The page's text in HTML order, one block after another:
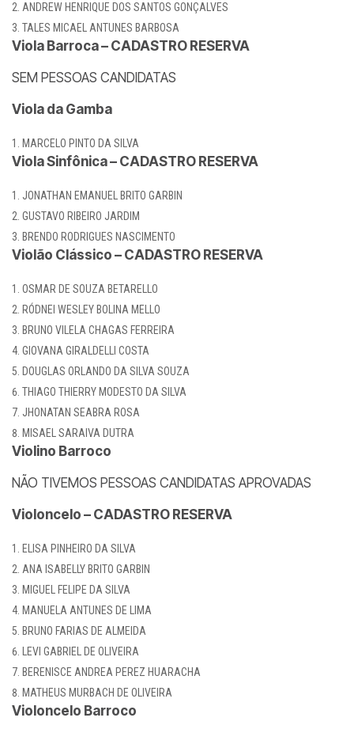
ANDREW HENRIQUE DOS SANTOS GONÇALVES
TALES MICAEL ANTUNES BARBOSA
Viola Barroca – CADASTRO RESERVA
SEM PESSOAS CANDIDATAS
Viola da Gamba
MARCELO PINTO DA SILVA
Viola Sinfônica – CADASTRO RESERVA
JONATHAN EMANUEL BRITO GARBIN
GUSTAVO RIBEIRO JARDIM
BRENDO RODRIGUES NASCIMENTO
Violão Clássico – CADASTRO RESERVA
OSMAR DE SOUZA BETARELLO
RÓDNEI WESLEY BOLINA MELLO
BRUNO VILELA CHAGAS FERREIRA
GIOVANA GIRALDELLI COSTA
DOUGLAS ORLANDO DA SILVA SOUZA
THIAGO THIERRY MODESTO DA SILVA
JHONATAN SEABRA ROSA
MISAEL SARAIVA DUTRA
Violino Barroco
NÃO TIVEMOS PESSOAS CANDIDATAS APROVADAS
Violoncelo – CADASTRO RESERVA
ELISA PINHEIRO DA SILVA
ANA ISABELLY BRITO GARBIN
MIGUEL FELIPE DA SILVA
MANUELA ANTUNES DE LIMA
BRUNO FARIAS DE ALMEIDA
LEVI GABRIEL DE OLIVEIRA
BERENISCE ANDREA PEREZ HUARACHA
MATHEUS MURBACH DE OLIVEIRA
Violoncelo Barroco